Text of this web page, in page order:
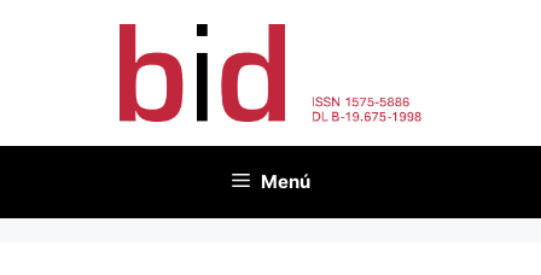
Menú